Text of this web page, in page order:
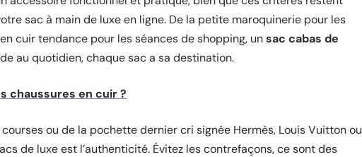
sac à main de luxe en ligne. De la petite maroquinerie pour les
cuir tendance pour les séances de shopping, unsac cabas de
au quotidien, chaque sac a sa destination.
chaussures en cuir ?
courses ou de la pochette dernier cri signée Hermès, Louis Vuitton ou
de luxe est l’authenticité. Évitez les contrefaçons, ce sont des